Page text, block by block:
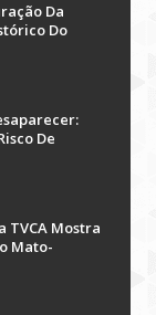
Da
Do
De
TVCA Mostra
Mato-